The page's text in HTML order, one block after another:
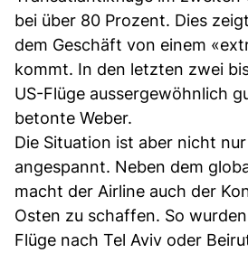
bei über 80 Prozent. Dies
dem Geschäft von einem
kommt. In den letzten zwei
US-Flüge aussergewöhnlich
betonte Weber.
Die Situation ist aber nicht
angespannt. Neben dem
macht der Airline auch der
Osten zu schaffen. So
Flüge nach Tel Aviv oder